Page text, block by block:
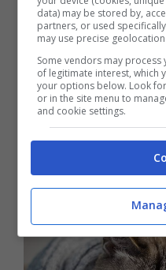
Dopo la
del gatto cambia.
prima tendendo a
sedentario e sarà
piacere, dall’altra
data) may be stored by,
partners, or used
may use precise
Some vendors may
of legitimate interest, which
your options below. Look
or in the site menu to
and cookie settings.